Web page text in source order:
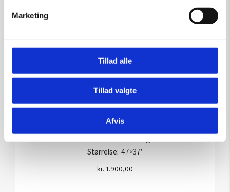
Marketing
Tillad alle
Tillad valgte
Afvis
Grafik af Henrik Have: U/t
Størrelse: 47×37′
kr. 1.900,00